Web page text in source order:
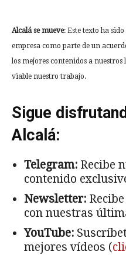
Alcalá se mueve: Este texto ha
empresa como parte de un
los mejores contenidos a
viable nuestro trabajo.
Sigue
Alcalá:
Telegram: Recibe
contenido
Newsletter:
con nuestras
YouTube:
mejores vídeos (